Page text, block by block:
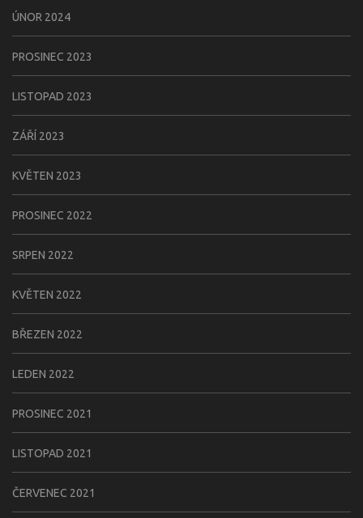
ÚNOR 2024
PROSINEC 2023
LISTOPAD 2023
ZÁŘÍ 2023
KVĚTEN 2023
PROSINEC 2022
SRPEN 2022
KVĚTEN 2022
BŘEZEN 2022
LEDEN 2022
PROSINEC 2021
LISTOPAD 2021
ČERVENEC 2021